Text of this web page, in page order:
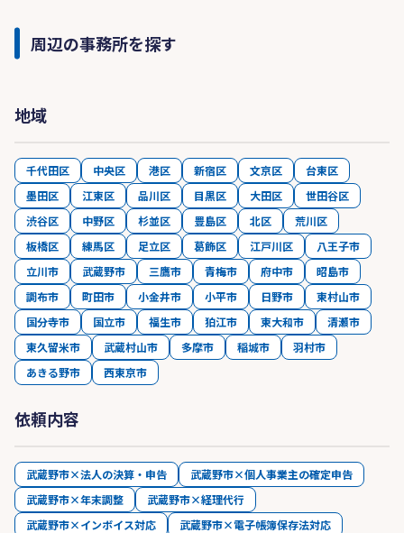
周辺の事務所を探す
地域
千代田区 中央区 港区 新宿区 文京区
台東区
墨田区
江東区 品川区 目黒区 大田区
世田谷区
渋谷区
中野区 杉並区 豊島区 北区
荒川区
板橋区
練馬区 足立区 葛飾区 江戸川区
八王子市
立川市
武蔵野市 三鷹市 青梅市 府中市
昭島市
調布市
町田市 小金井市 小平市 日野市
東村山市
国分寺市
国立市 福生市 狛江市 東大和市
清瀬市
東久留米市
武蔵村山市 多摩市 稲城市
羽村市
あきる野市
西東京市
依頼内容
武蔵野市×法人の決算・申告
武蔵野市×個人事業主の確定申告
武蔵野市×年末調整
武蔵野市×経理代行
武蔵野市×インボイス対応
武蔵野市×電子帳簿保存法対応